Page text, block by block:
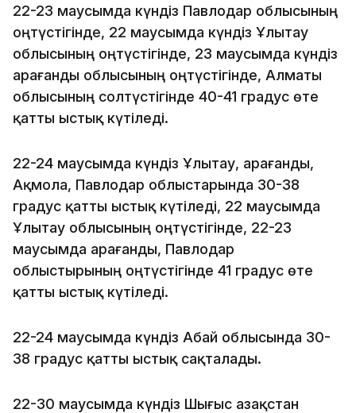
22-23 маусымда күндіз Павлодар облысының
оңтүстігінде, 22 маусымда күндіз Ұлытау
облысының оңтүстігінде, 23 маусымда күндіз
Қарағанды облысының оңтүстігінде, Алматы
облысының солтүстігінде 40-41 градус өте
қатты ыстық күтіледі.
22-24 маусымда күндіз Ұлытау, Қарағанды,
Ақмола, Павлодар облыстарында 30-38
градус қатты ыстық күтіледі, 22 маусымда
Ұлытау облысының оңтүстігінде, 22-23
маусымда Қарағанды, Павлодар
облыстырының оңтүстігінде 41 градус өте
қатты ыстық күтіледі.
22-24 маусымда күндіз Абай облысында 30-
38 градус қатты ыстық сақталады.
22-30 маусымда күндіз Шығыс Қазақстан